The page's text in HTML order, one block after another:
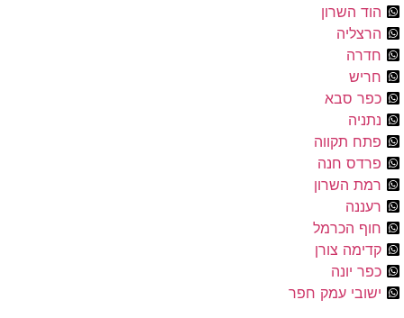
הוד השרון
הרצליה
חדרה
חריש
כפר סבא
נתניה
פתח תקווה
פרדס חנה
רמת השרון
רעננה
חוף הכרמל
קדימה צורן
כפר יונה
ישובי עמק חפר